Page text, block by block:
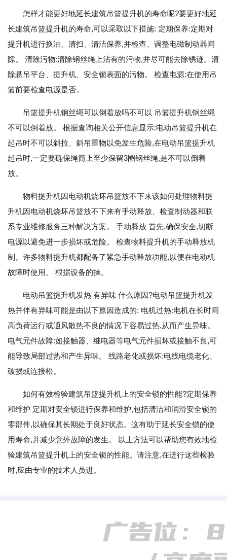
怎样才能更好地延长建筑吊篮提升机的寿命呢?要更好地延
长建筑吊篮提升机的寿命,可以采取以下措施: 定期保养:定期对
提升机进行换油、清扫、清洁保养,并检查、调整电磁制动器间
隙。 清除污物:清除钢丝绳上沾有的污物,并尽可能去除锈迹。清
除悬吊平台、提升机、安全锁表面的污物。 检查电源:在使用吊
篮前要检查电源是否。
吊篮提升机钢丝绳可以倒着放吗不可以 吊篮提升机钢丝绳
不可以倒着放。 根据查询相关公开信息显示:电动吊篮提升机在
起吊时不可以斜拉、斜吊重物以免发生危险,在电动吊篮提升机
起吊时,一定要确保绳筒上至少保留3圈钢丝绳,是不可以倒着
放。
物料提升机因电动机烧坏吊篮放不下来该如何处理物料提
升机因电动机烧坏吊篮放不下来有手动释放、检查制动器和联
系专业维修服务三种解决方案。 手动释放 首先,确保安全,切断
电源以避免进一步损坏或危险。 检查物料提升机的手动释放机
制。许多物料提升机都配备了紧急手动释放功能,以便在电动机
故障时使用。 根据设备的操。
电动吊篮提升机发热 有异味 什么原因?电动吊篮提升机发
热并伴有异味可能是由以下原因造成的: 电机过热:电机在长时间
高负荷运行或通风散热不良的情况下容易过热,从而产生异味。
电气元件故障:如接触器、继电器等电气元件损坏或接触不良,可
能导致局部过热和产生异味。 线路老化或损坏:电线电缆老化、
破损或连接松。
如何有效检验建筑吊篮提升机上的安全锁的性能?定期保养
和维护 定期对安全锁进行保养和维护,包括清洁和润滑安全锁的
零部件,以确保其长期处于良好状态。这有助于延长安全锁的使
用寿命,并减少意外故障的发生。 以上方法可以帮助您有效地检
验建筑吊篮提升机上的安全锁的性能。请注意,在进行这些检验
时,应由专业的技术人员进。